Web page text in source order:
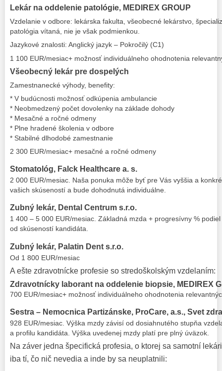
Lekár na oddelenie patológie, MEDIREX GROUP
Vzdelanie v odbore: lekárska fakulta, všeobecné lekárstvo,
patológia vítaná, nie je však podmienkou.
Jazykové znalosti: Anglický jazyk – Pokročilý (C1)
1 100 EUR/mesiac+ možnosť individuálneho ohodnotenia
Všeobecný lekár pre dospelých
Zamestnanecké výhody, benefity:
* V budúcnosti možnosť odkúpenia ambulancie
* Neobmedzený počet dovolenky na základe dohody
* Mesačné a ročné odmeny
* Plne hradené školenia v odbore
* Stabilné dlhodobé zamestnanie
2 300 EUR/mesiac+ mesačné a ročné odmeny
Stomatológ, Falck Healthcare a. s.
2 000 EUR/mesiac. Naša ponuka môže byť pre Vás vyššia a
vašich skúseností a bude dohodnutá individuálne.
Zubný lekár, Dental Centrum s.r.o.
1 400 – 5 000 EUR/mesiac. Základná mzda + progresívny %
od skúseností kandidáta.
Zubný lekár, Palatin Dent s.r.o.
Od 1 800 EUR/mesiac
A ešte zdravotnícke profesie so stredoškolským vzdelaním:
Zdravotnícky laborant na oddelenie biopsie, MEDIREX
700 EUR/mesiac+ možnosť individuálneho ohodnotenia
Sestra – Nemocnica Partizánske, ProCare, a.s., Svet
928 EUR/mesiac. Výška mzdy závisí od dosiahnutého stupňa
a profilu kandidáta. Výška uvedenej mzdy platí pre plný úväzok.
Na záver jedna špecifická profesia, o ktorej sa samotní
iba tí, čo nič nevedia a inde by sa neuplatnili: